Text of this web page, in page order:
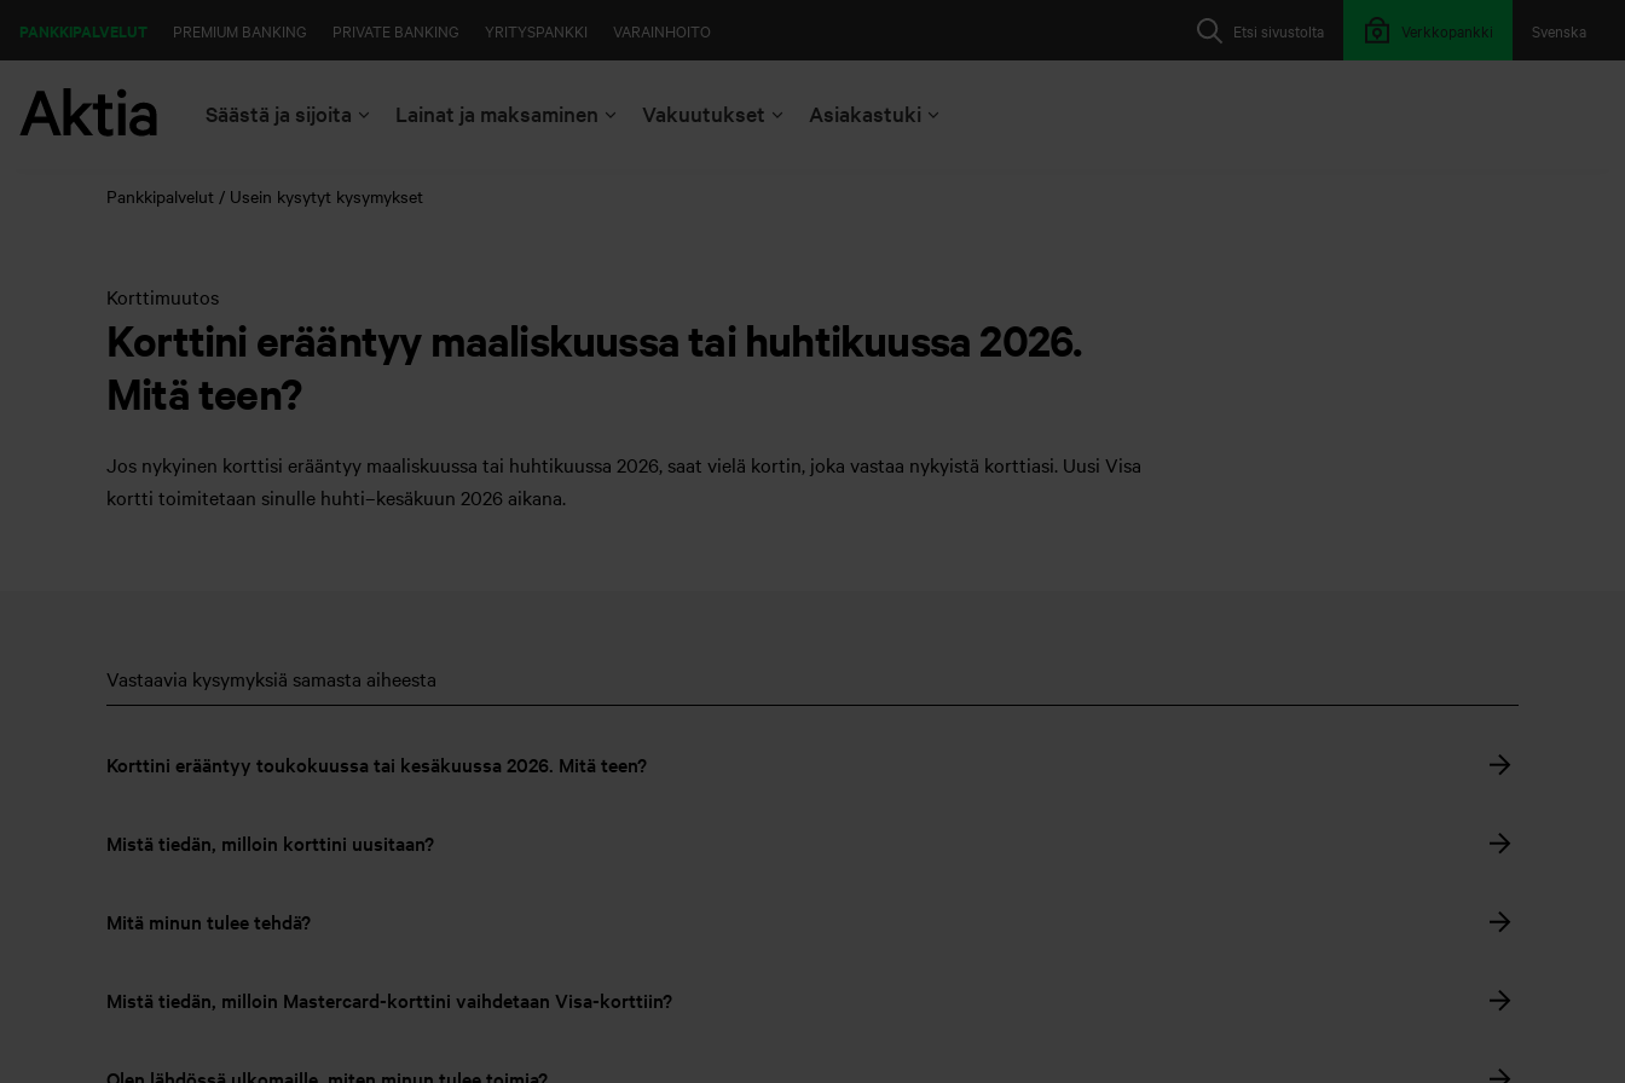
Svenska
Etsi sivustolta Verkkopankki
PANKKIPALVELUT PREMIUM BANKING PRIVATE BANKING YRITYSPANKKI VARAINHOITO
Säästä ja sijoita Lainat ja maksaminen Vakuutukset Asiakastuki
Pankkipalvelut Usein kysytyt kysymykset
Korttimuutos
Korttini erääntyy maaliskuussa tai huhtikuussa 2026.
Mitä teen?
Jos nykyinen korttisi erääntyy maaliskuussa tai huhtikuussa 2026, saat vielä kortin, joka vastaa nykyistä korttiasi. Uusi Visa
kortti toimitetaan sinulle huhti–kesäkuun 2026 aikana.
Vastaavia kysymyksiä samasta aiheesta
Korttini erääntyy toukokuussa tai kesäkuussa 2026. Mitä teen?
Mistä tiedän, milloin korttini uusitaan?
Mitä minun tulee tehdä?
Mistä tiedän, milloin Mastercard-korttini vaihdetaan Visa-korttiin?